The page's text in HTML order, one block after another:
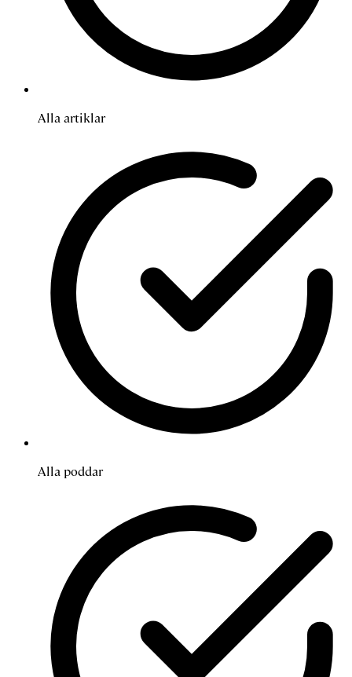
Alla artiklar
Alla poddar